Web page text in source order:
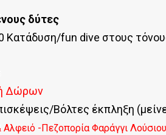
δύτες
Κατάδυση/fun dive στους
Δώρων
Βόλτες έκπληξη
-Πεζοπορία Φαράγγι Λούσιου